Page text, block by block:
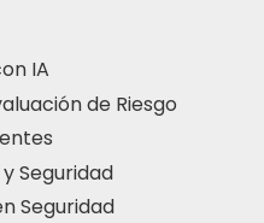
IA
de Riesgo
Seguridad
Seguridad